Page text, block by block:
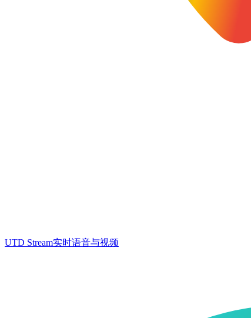
UTD Stream实时语音与视频